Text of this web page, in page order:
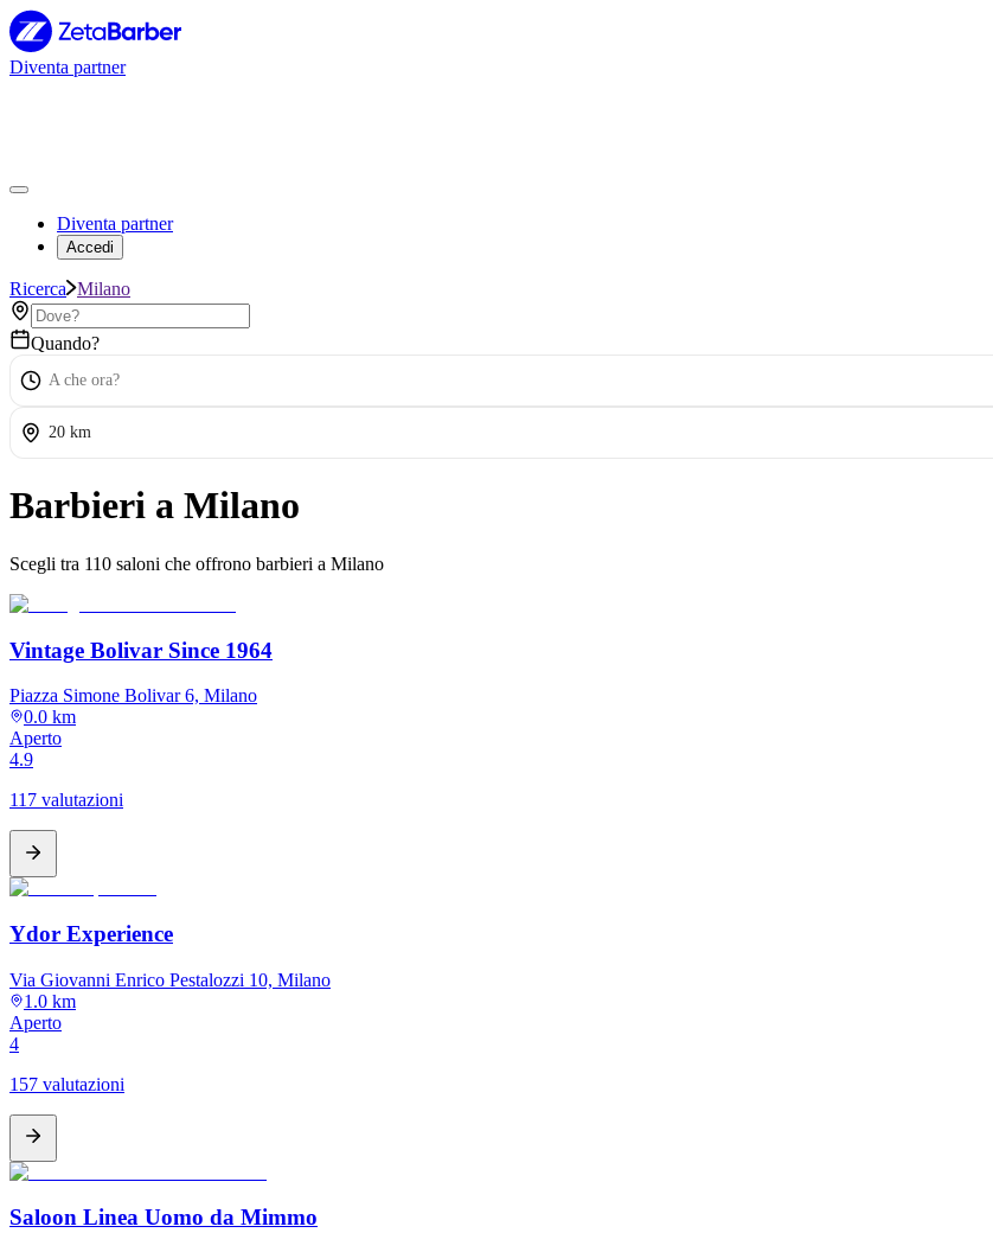
Diventa partner
Diventa partner
Accedi
Ricerca Milano
Quando?
A che ora?
20 km
Barbieri a Milano
Scegli tra 110 saloni che offrono barbieri a Milano
Vintage Bolivar Since 1964
Piazza Simone Bolivar 6, Milano
0.0 km
Aperto
4.9
117 valutazioni
Ydor Experience
Via Giovanni Enrico Pestalozzi 10, Milano
1.0 km
Aperto
4
157 valutazioni
Saloon Linea Uomo da Mimmo